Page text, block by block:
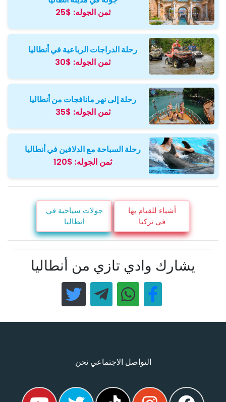
ثمن الجوله: $25
رحلة الدراجات الرباعية في أنطاليا
ثمن الجوله: $30
رحلة إلى نهر مانافجات من أنطاليا
ثمن الجوله: $35
رحلة السباحة مع الدلافين في أنطاليا
ثمن الجوله: $120
أشياء للقيام بها
في تركيا
جولات سياحية في
انطاليا
يشارك وادي تازي من أنطاليا
التواصل الاجتماعي نحن